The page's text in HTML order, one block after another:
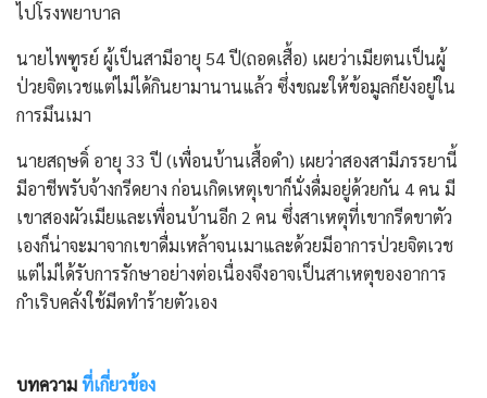
ไปโรงพยาบาล
นายไพฑูรย์ ผู้เป็นสามีอายุ 54 ปี(ถอดเสื้อ) เผยว่าเมียตนเป็นผู้
ป่วยจิตเวชแต่ไม่ได้กินยามานานแล้ว ซึ่งขณะให้ข้อมูลก็ยังอยู่ใน
การมึนเมา
นายสฤษดิ์ อายุ 33 ปี (เพื่อนบ้านเสื้อดำ) เผยว่าสองสามีภรรยานี้
มีอาชีพรับจ้างกรีดยาง ก่อนเกิดเหตุเขาก็นั่งดื่มอยู่ด้วยกัน 4 คน มี
เขาสองผัวเมียและเพื่อนบ้านอีก 2 คน ซึ่งสาเหตุที่เขากรีดขาตัว
เองก็น่าจะมาจากเขาดื่มเหล้าจนเมาและด้วยมีอาการป่วยจิตเวช
แต่ไม่ได้รับการรักษาอย่างต่อเนื่องจึงอาจเป็นสาเหตุของอาการ
กำเริบคลั่งใช้มีดทำร้ายตัวเอง
บทความที่เกี่ยวข้อง